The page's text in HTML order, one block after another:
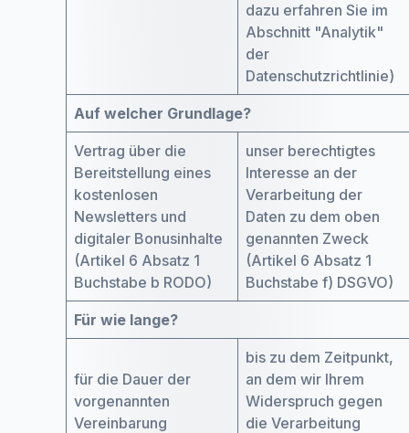
dazu erfahren Sie im
Abschnitt "Analytik"
der
Datenschutzrichtlinie)
Auf welcher Grundlage?
Vertrag über die
Bereitstellung eines
kostenlosen
Newsletters und
digitaler Bonusinhalte
(Artikel 6 Absatz 1
Buchstabe b RODO)
unser berechtigtes
Interesse an der
Verarbeitung der
Daten zu dem oben
genannten Zweck
(Artikel 6 Absatz 1
Buchstabe f) DSGVO)
Für wie lange?
für die Dauer der
vorgenannten
Vereinbarung
bis zu dem Zeitpunkt,
an dem wir Ihrem
Widerspruch gegen
die Verarbeitung